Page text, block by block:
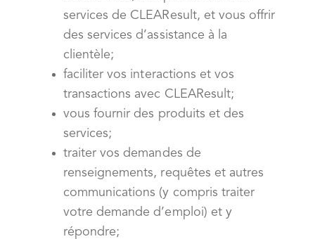
services de CLEAResult, et vous offrir
des services d’assistance à la
clientèle;
faciliter vos interactions et vos
transactions avec CLEAResult;
vous fournir des produits et des
services;
traiter vos demandes de
renseignements, requêtes et autres
communications (y compris traiter
votre demande d’emploi) et y
répondre;